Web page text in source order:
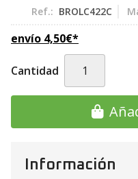
Ref.: BROLC422C
envío 4,50€*
Cantidad
Información